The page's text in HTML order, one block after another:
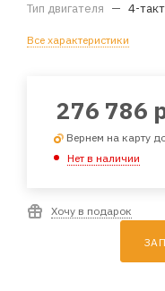
Тип двигателя — 4-
Все характеристики
276 786
Вернем на карту
Нет в наличии
Хочу в подарок